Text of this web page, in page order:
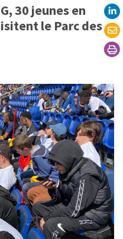
30 jeunes en
le Parc des